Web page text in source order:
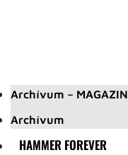
Archívum – MAGAZIN
Archívum
HAMMER FOREVER